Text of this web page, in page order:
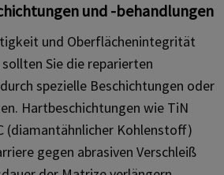
und -behandlungen
und Oberflächenintegrität
Sie die reparierten
spezielle Beschichtungen oder
Hartbeschichtungen wie TiN
(diamantähnlicher Kohlenstoff)
gegen abrasiven Verschleiß